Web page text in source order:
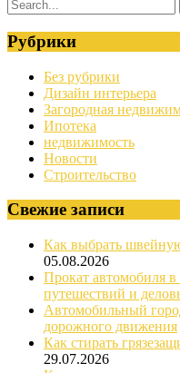
Рубрики
Без рубрики
Дизайн интерьера
Загородная
Ипотека
недвижимость
Новости
Строительство
Свежие записи
Как выбрать
05.08.2026
Прокат автомобиля
путешествий и
Автомобильный
дорожного движения
Как стирать
29.07.2026